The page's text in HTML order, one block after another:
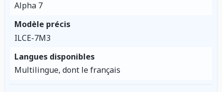
Alpha 7
Modèle précis
ILCE-7M3
Langues disponibles
Multilingue, dont le français